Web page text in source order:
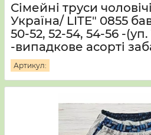
Сімейні труси
Україна/ LITE" 0855
50-52, 52-54, 54-56 -(уп.
-випадкове асорті
Артикул: